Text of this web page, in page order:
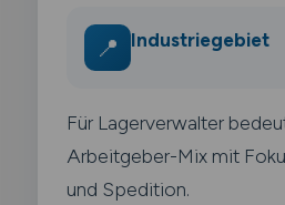
📍 Industriegebiet
Für Lagerverwalter
Arbeitgeber-Mix mit
und Spedition.